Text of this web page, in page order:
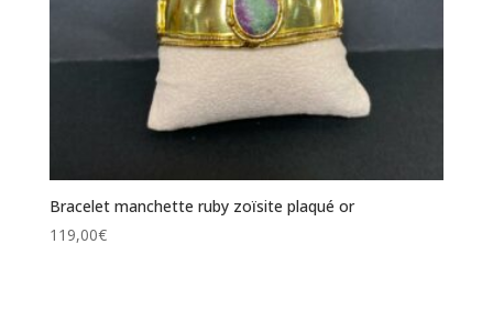
Bracelet manchette ruby zoïsite plaqué or
119,00€